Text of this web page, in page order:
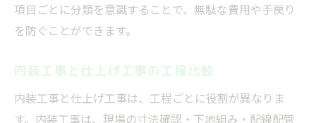
項目ごとに分類を意識することで、無駄な費用や手戻り
を防ぐことができます。
内装工事と仕上げ工事の工程比較
内装工事と仕上げ工事は、工程ごとに役割が異なりま
す。内装工事は、現場の寸法確認・下地組み・配線配管